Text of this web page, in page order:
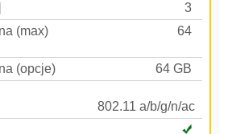
3
(max)
64
(opcje)
64 GB
802.11 a/b/g/n/ac